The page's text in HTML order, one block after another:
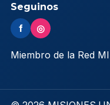
Seguinos
f ◎
Miembro de la Red